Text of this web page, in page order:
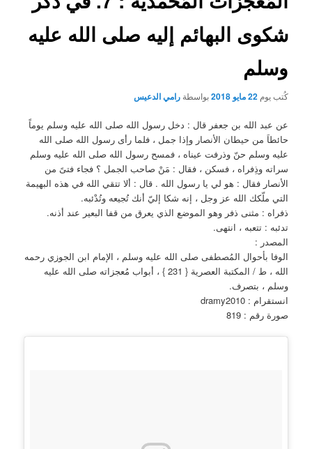
شكوى البهائم إليه صلى الله عليه
وسلم
كُتب يوم22 مايو 2018 بواسطةرامي الدعيس
عن عبد الله بن جعفر قال : دخل رسول الله صلى الله عليه وسلم يوماً
حائطاَ من حيطان الأنصار وإذا جمل ، فلما رأى رسول الله صلى الله
عليه وسلم حنّ وذرفت عيناه ، فمسح رسول الله صلى الله عليه وسلم
سراته وذِفراه ، فسكن ، فقال : مَنْ صاحب الجمل ؟ فجاء فتىً من
الأنصار فقال : هو لي يا رسول الله . قال : ألا تتقي الله في هذه البهيمة
التي ملّكك الله عز وجل ، إنه شكا إليّ أنك تُجيعه وتُدْئبه.
ذفراه : مثنى ذفر وهو الموضع الذي يعرق من قفا البعير عند أذنه.
تدئبه : تتعبه ، انتهى.
المصدر :
الوفا بأحوال المُصطفى صلى الله عليه وسلم ، الإمام ابن الجوزي رحمه
الله ، ط / المكتبة العصرية { 231 } ، أبواب مُعجزاته صلى الله عليه
وسلم ، بتصرف.
انستقرام : dramy2010
صورة رقم : 819